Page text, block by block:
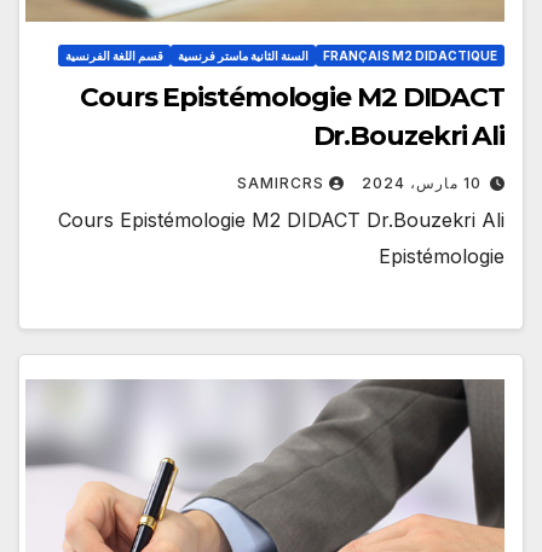
FRANÇAIS M2 DIDACTIQUE السنة الثانية ماستر فرنسية قسم اللغة الفرنسية
Cours Epistémologie M2 DIDACT
Dr.Bouzekri Ali
10 مارس، 2024 SAMIRCRS
Cours Epistémologie M2 DIDACT Dr.Bouzekri Ali
Epistémologie